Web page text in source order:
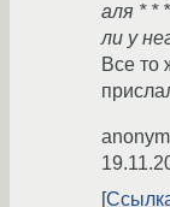
аля * *
ли у
Все то